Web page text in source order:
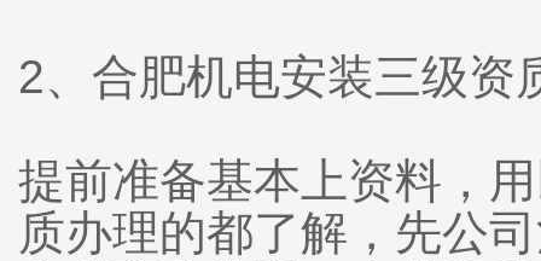
2、合肥机电安装三级
提前准备基本上资料，
质办理的都了解，先公